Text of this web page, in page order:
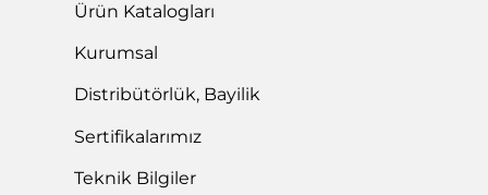
Ürün Katalogları
Kurumsal
Distribütörlük, Bayilik
Sertifikalarımız
Teknik Bilgiler